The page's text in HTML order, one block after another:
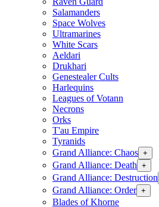
Salamanders
Space Wolves
Ultramarines
White Scars
Aeldari
Drukhari
Genestealer Cults
Harlequins
Leagues of Votann
Necrons
Orks
T'au Empire
Tyranids
Grand Alliance: Chaos +
Grand Alliance: Death +
Grand Alliance: Destruction
Grand Alliance: Order +
Blades of Khorne